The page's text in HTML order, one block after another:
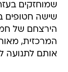
שמוחזקים
שישה חטופים
הירצחם של
המרכזית, מאות
אותם לתנועה